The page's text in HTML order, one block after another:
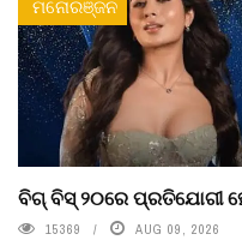
ମନୋରଞ୍ଜନ
ବିଗ୍ ବିସ୍ ୨୦ରେ ପ୍ରତିଯୋଗୀ
15369 AUG 09, 2026